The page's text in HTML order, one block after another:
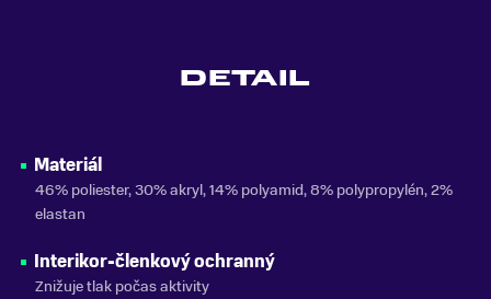
DETAIL
Materiál
46% poliester, 30% akryl, 14% polyamid, 8% polypropylén, 2%
elastan
Interikor-členkový ochranný
Znižuje tlak počas aktivity